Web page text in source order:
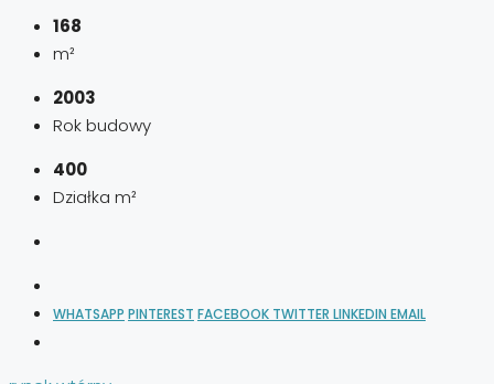
168
m²
2003
Rok budowy
400
Działka m²
WHATSAPP PINTEREST FACEBOOK TWITTER LINKEDIN EMAIL